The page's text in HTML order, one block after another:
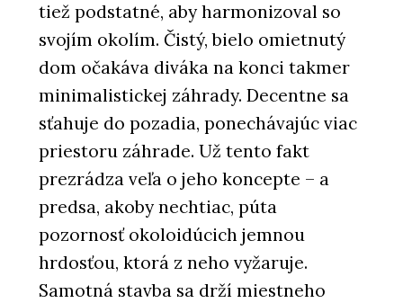
tiež podstatné, aby harmonizoval so
svojím okolím. Čistý, bielo omietnutý
dom očakáva diváka na konci takmer
minimalistickej záhrady. Decentne sa
sťahuje do pozadia, ponechávajúc viac
priestoru záhrade. Už tento fakt
prezrádza veľa o jeho koncepte – a
predsa, akoby nechtiac, púta
pozornosť okoloidúcich jemnou
hrdosťou, ktorá z neho vyžaruje.
Samotná stavba sa drží miestneho